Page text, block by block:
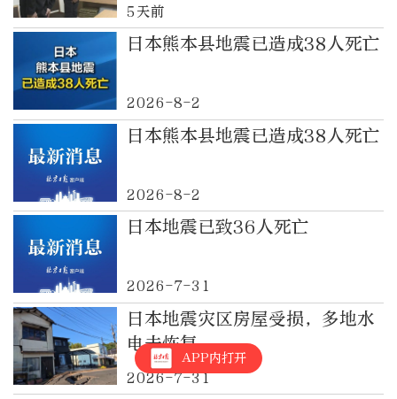
5天前
日本熊本县地震已造成38人死亡
2026-8-2
日本熊本县地震已造成38人死亡
2026-8-2
日本地震已致36人死亡
2026-7-31
日本地震灾区房屋受损，多地水
电未恢复
2026-7-31
APP内打开